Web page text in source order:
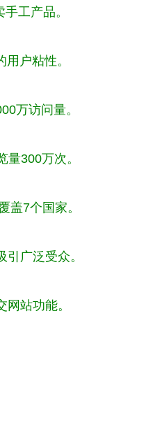
工产品。
户粘性。
万访问量。
300万次。
盖7个国家。
广泛受众。
站功能。